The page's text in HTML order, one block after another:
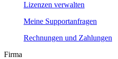
Lizenzen verwalten
Meine Supportanfragen
Rechnungen und Zahlungen
Firma